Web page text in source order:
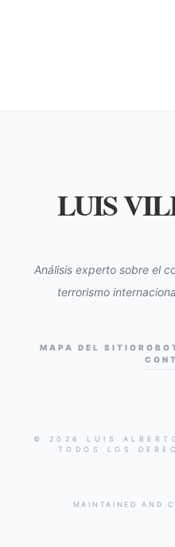
LUIS
Análisis experto sobre el
terrorismo
MAPA DEL SITIO
© 2026 LUIS
TODOS LOS
MAINTAINED AND